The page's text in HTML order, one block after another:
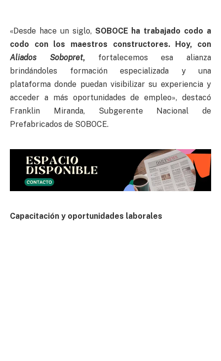
«Desde hace un siglo, SOBOCE ha trabajado codo a
codo con los maestros constructores. Hoy, con
Aliados Sobopret,fortalecemos esa alianza
brindándoles formación especializada y una
plataforma donde puedan visibilizar su experiencia y
acceder a más oportunidades de empleo», destacó
Franklin Miranda, Subgerente Nacional de
Prefabricados de SOBOCE.
Capacitación y oportunidades laborales